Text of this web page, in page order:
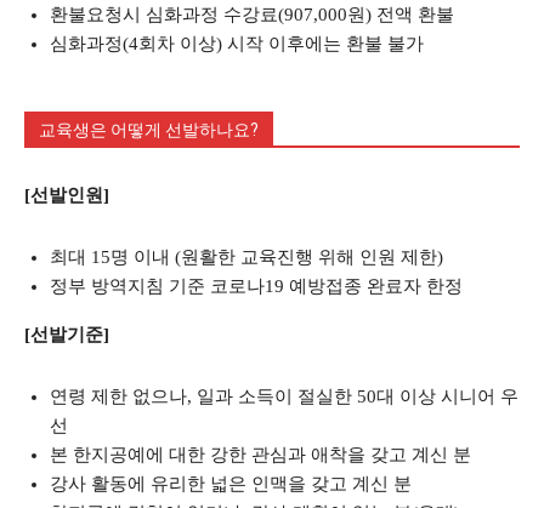
환불요청시 심화과정 수강료(907,000원) 전액 환불
심화과정(4회차 이상) 시작 이후에는 환불 불가
교육생은 어떻게 선발하나요?
[선발인원]
최대 15명 이내 (원활한 교육진행 위해 인원 제한)
정부 방역지침 기준 코로나19 예방접종 완료자 한정
[선발기준]
연령 제한 없으나, 일과 소득이 절실한 50대 이상 시니어 우
선
본 한지공예에 대한 강한 관심과 애착을 갖고 계신 분
강사 활동에 유리한 넓은 인맥을 갖고 계신 분